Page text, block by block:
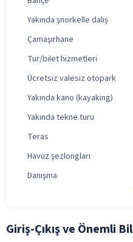
Yakında şnorkelle dalış
Çamaşırhane
Tur/bilet hizmetleri
Ücretsiz valesiz otopark
Yakında kano (kayaking)
Yakında tekne turu
Teras
Havuz şezlongları
Danışma
Giriş-Çıkış ve Önemli